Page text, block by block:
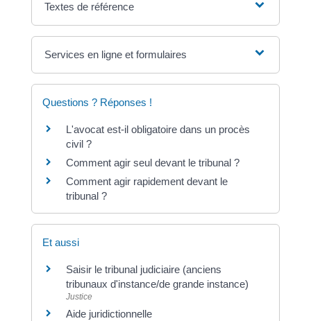
Textes de référence
Services en ligne et formulaires
Questions ? Réponses !
L'avocat est-il obligatoire dans un procès
civil ?
Comment agir seul devant le tribunal ?
Comment agir rapidement devant le
tribunal ?
Et aussi
Saisir le tribunal judiciaire (anciens
tribunaux d'instance/de grande instance)
Justice
Aide juridictionnelle